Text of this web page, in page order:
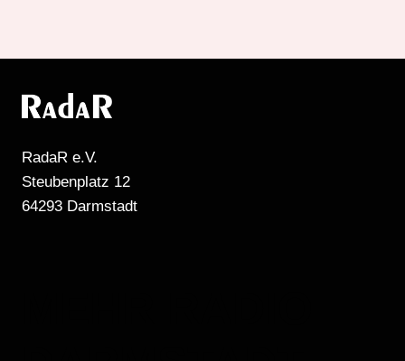
RadaR e.V.
Steubenplatz 12
64293 Darmstadt